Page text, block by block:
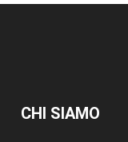
CHI SIAMO